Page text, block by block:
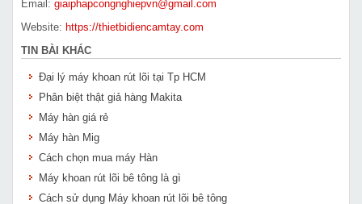
Email: giaiphapcongnghiepvn@gmail.com
Website: https://thietbidiencamtay.com
TIN BÀI KHÁC
Đại lý máy khoan rút lõi tại Tp HCM
Phân biệt thật giả hàng Makita
Máy hàn giá rẻ
Máy hàn Mig
Cách chọn mua máy Hàn
Máy khoan rút lõi bê tông là gì
Cách sử dụng Máy khoan rút lõi bê tông